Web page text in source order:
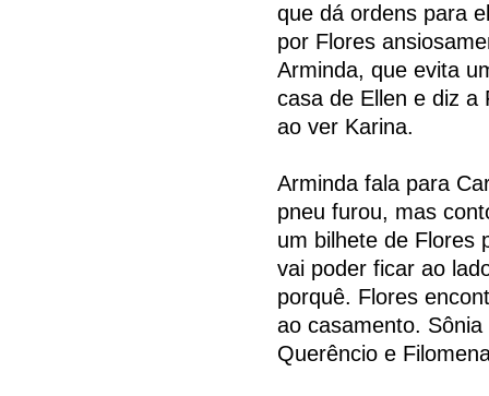
que dá ordens para
por Flores
Arminda, que evita
casa de Ellen e diz a
ao ver Karina.
Arminda fala para
pneu furou, mas
um bilhete de Flores
vai poder ficar ao
porquê. Flores
ao casamento.
Querêncio e